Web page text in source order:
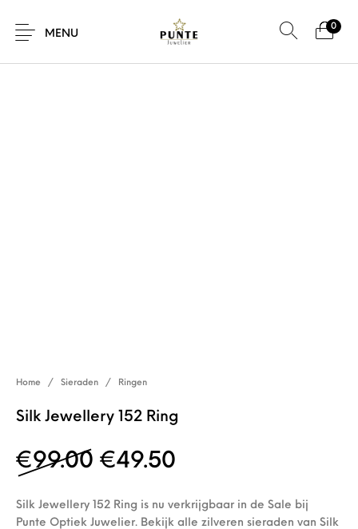
MENU
0
SALE!
Home / Sieraden / Ringen
Silk Jewellery 152 Ring
€99.00 Oorspronkelijke prijs
€49.50
Silk Jewellery 152 Ring is nu verkrijgbaar in de Sale bij
Punte Optiek Juwelier. Bekijk alle zilveren sieraden van Silk